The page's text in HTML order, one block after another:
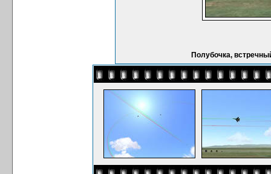
Полубочка,